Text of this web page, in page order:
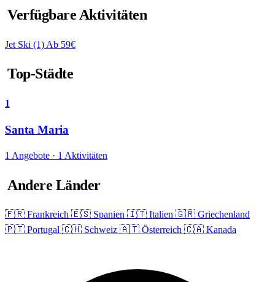
Verfügbare Aktivitäten
Jet Ski (1) Ab 59€
Top-Städte
1
Santa Maria
1 Angebote · 1 Aktivitäten
Andere Länder
🇫🇷 Frankreich 🇪🇸 Spanien 🇮🇹 Italien 🇬🇷 Griechenland
🇵🇹 Portugal 🇨🇭 Schweiz 🇦🇹 Österreich 🇨🇦 Kanada